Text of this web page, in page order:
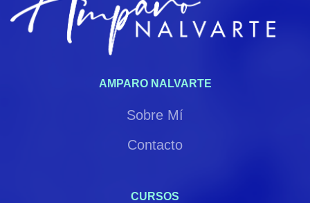
AMPARO NALVARTE
Sobre Mí
Contacto
CURSOS